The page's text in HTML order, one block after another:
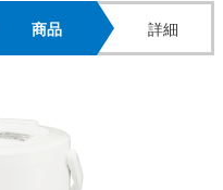
商品 詳細